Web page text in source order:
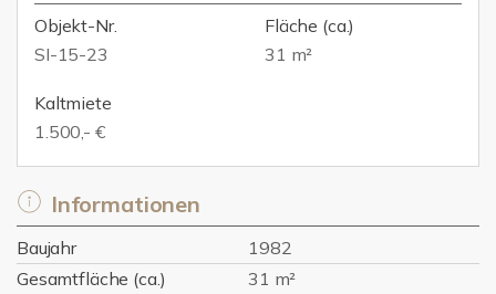
Objekt-Nr.
SI-15-23
Fläche (ca.)
31 m²
Kaltmiete
1.500,- €
Informationen
Baujahr
1982
Gesamtfläche (ca.)
31 m²